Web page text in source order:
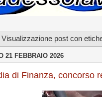
Visualizzazione post con
21 FEBBRAIO 2026
di Finanza, concorso